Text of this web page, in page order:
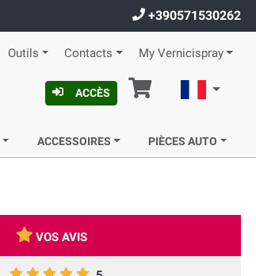
+390571530262
Outils Contacts My Vernicispray
ACCÈS Panier
ACCESSOIRES PIÈCES AUTO
VOS AVIS